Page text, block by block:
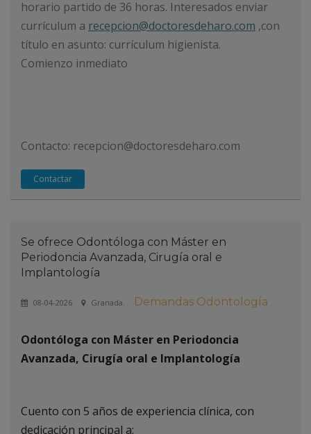
horario partido de 36 horas. Interesados enviar
currículum a recepcion@doctoresdeharo.com ,con
título en asunto: currículum higienista.
Comienzo inmediato
Contacto: recepcion@doctoresdeharo.com
Contactar
Se ofrece Odontóloga con Máster en
Periodoncia Avanzada, Cirugía oral e
Implantología
08-04-2026 Granada. Demandas Odontología
Odontóloga con Máster en Periodoncia
Avanzada, Cirugía oral e Implantología
Cuento con 5 años de experiencia clínica, con
dedicación principal a: